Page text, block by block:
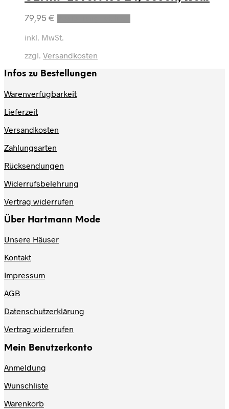
79,95 €
Dieses
inkl. MwSt.
zzgl. Versandkosten
Infos zu Bestellungen
Warenverfügbarkeit
Lieferzeit
Versandkosten
Zahlungsarten
Rücksendungen
Widerrufsbelehrung
Vertrag widerrufen
Über Hartmann Mode
Unsere Häuser
Kontakt
Impressum
AGB
Datenschutzerklärung
Vertrag widerrufen
Mein Benutzerkonto
Anmeldung
Wunschliste
Warenkorb